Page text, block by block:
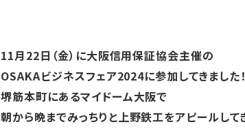
11月22日（金）に大阪信用保証協会主催の
OSAKAビジネスフェア2024に参加してきました！
堺筋本町にあるマイドーム大阪で
朝から晩までみっちりと上野鉄工をアピールして